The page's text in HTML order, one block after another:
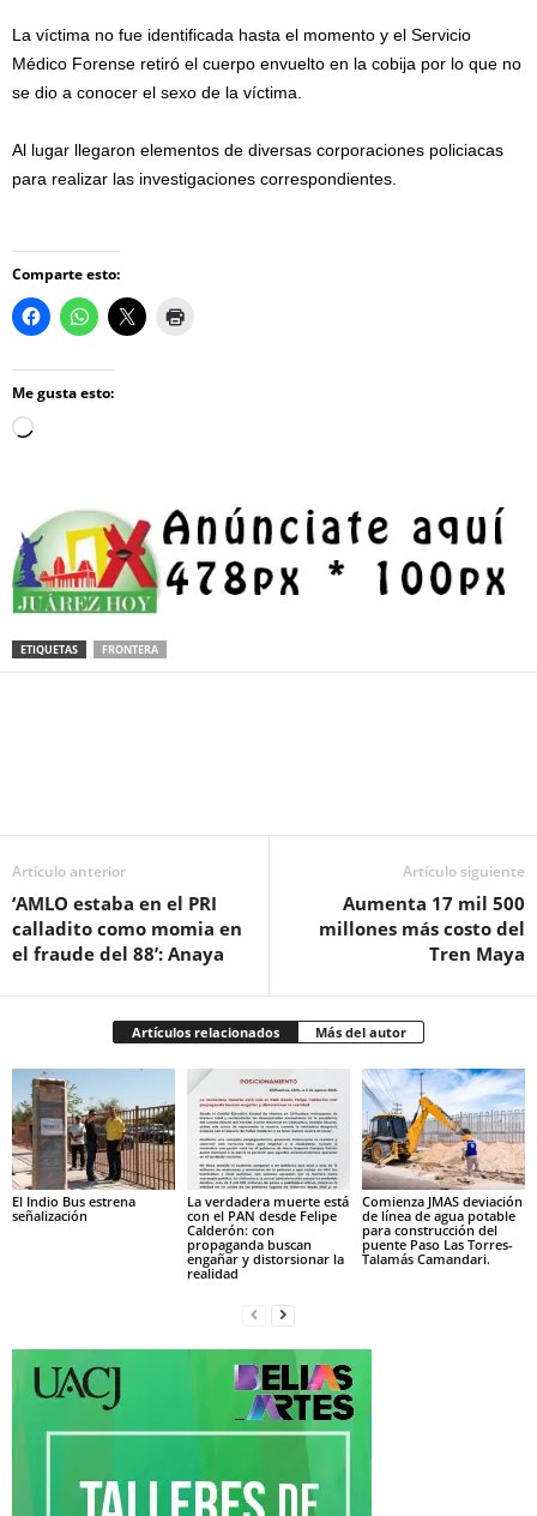
La víctima no fue identificada hasta el momento y el Servicio
Médico Forense retiró el cuerpo envuelto en la cobija por lo que no
se dio a conocer el sexo de la víctima.
Al lugar llegaron elementos de diversas corporaciones policiacas
para realizar las investigaciones correspondientes.
Comparte esto:
Me gusta esto:
Loading…
ETIQUETAS FRONTERA
Artículo anterior
‘AMLO estaba en el PRI
calladito como momia en
el fraude del 88’: Anaya
Artículo siguiente
Aumenta 17 mil 500
millones más costo del
Tren Maya
Artículos relacionados Más del autor
El Indio Bus estrena
señalización
La verdadera muerte está
con el PAN desde Felipe
Calderón: con
propaganda buscan
engañar y distorsionar la
realidad
Comienza JMAS deviación
de línea de agua potable
para construcción del
puente Paso Las Torres-
Talamás Camandari.